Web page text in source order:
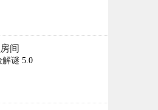
间
解谜 5.0